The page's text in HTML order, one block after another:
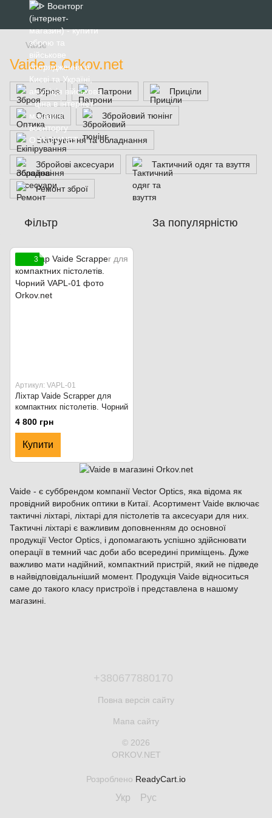
Vaide
Vaide в Orkov.net
Зброя Патрони Приціли
Оптика Збройовий тюнінг
Екіпірування та обладнання
Збройові аксесуари Тактичний одяг та взуття
Ремонт зброї
Фільтр За популярністю
3
Артикул: VAPL-01
Ліхтар Vaide Scrapper для
компактних пістолетів. Чорний
4 800 грн
Купити
Vaide - є суббрендом компанії Vector Optics, яка відома як
провідний виробник оптики в Китаї. Асортимент Vaide включає
тактичні ліхтарі, ліхтарі для пістолетів та аксесуари для них.
Тактичні ліхтарі є важливим доповненням до основної
продукції Vector Optics, і допомагають успішно здійснювати
операції в темний час доби або всередині приміщень. Дуже
важливо мати надійний, компактний пристрій, який не підведе
в найвідповідальніший момент. Продукція Vaide відноситься
саме до такого класу пристроїв і представлена в нашому
магазині.
+380677880170
Повна версія сайту
Мапа сайту
© 2026
ORKOV.NET
Розроблено ReadyCart.io
Укр Рус